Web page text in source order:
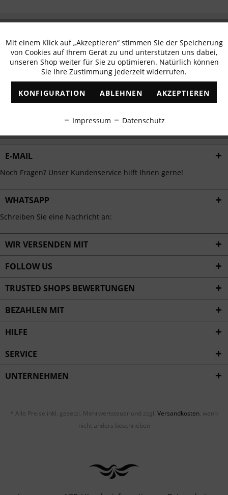
erhalten
✓ Exklusive Angebote ✓ Die aktuellsten Trends
E-MAIL
Noch Fragen? Unser Kundenservice hilft Ihnen gerne!
WHATSAPP
Schreiben Sie eine Nachricht an:
WIR VERSENDEN MIT
FOLLOW US
TRUSTED SHOPS BEWERTUNGEN
BEZAHLEN MIT
HILFE
SERVICE
UNTERNEHMEN
* Alle Preise inkl. gesetzl. Mehrwertsteuer und zzgl. Versandkosten, wenn
nicht anders beschrieben
Funktionale Aktiv
Marketing Inaktiv
Tracking Inaktiv
Personalisierung Inaktiv
Service
Mit einem Klick auf „Akzeptieren“ stimmen Sie der Speicherung
von Cookies auf Ihrem Gerät zu und unterstützen uns dabei,
unseren Shop weiter für Sie zu optimieren. Natürlich können
Sie Ihre Zustimmung jederzeit widerrufen.
KONFIGURATION ABLEHNEN AKZEPTIEREN
Impressum Datenschutz